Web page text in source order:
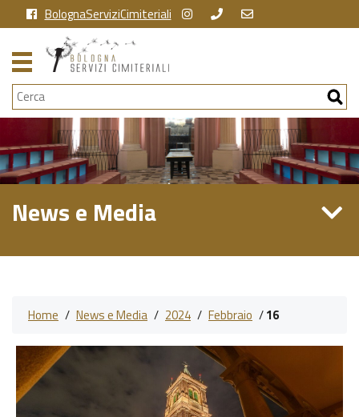
BolognaServiziCimiteriali
Cerca
News e Media
Home / News e Media / 2024 / Febbraio /16